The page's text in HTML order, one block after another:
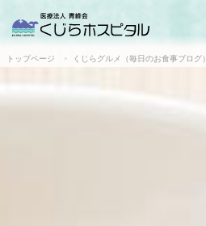
トップページ くじらグルメ（毎日のお食事ブログ）